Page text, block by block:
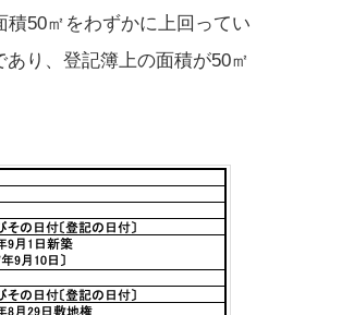
積50㎡をわずかに上回ってい
り、登記簿上の面積が50㎡